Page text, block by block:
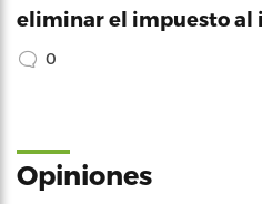
eliminar el impuesto al
0
Opiniones